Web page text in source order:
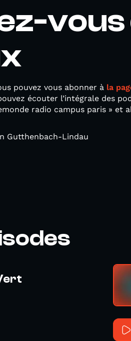
vous
pouvez vous abonner à la
écouter l’intégrale des
radio campus paris » et
Gutthenbach-Lindau